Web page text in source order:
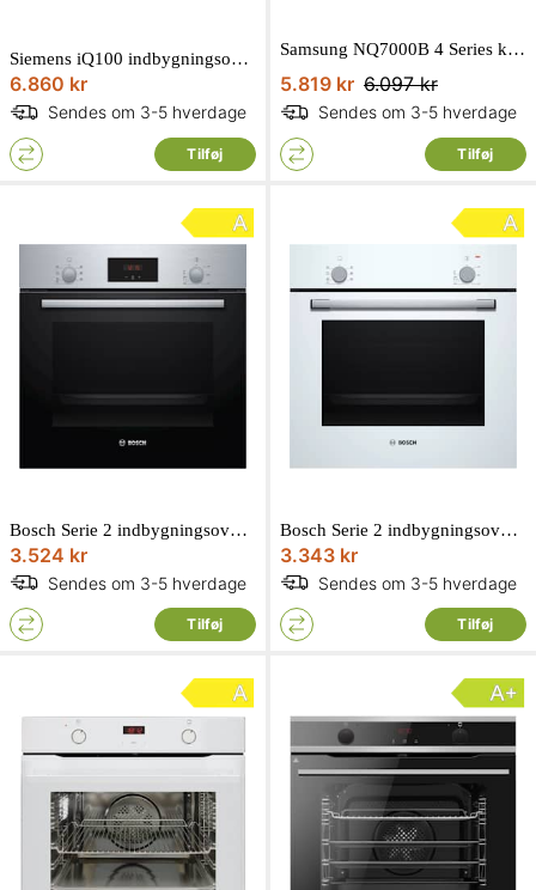
Siemens iQ100 indbygningsovn rustfri 71L 60 x 60 cm HB510ABR0S
6.860 kr
Sendes om 3-5 hverdage
Tilføj
Samsung NQ7000B 4 Series kombiovn kompakt 50L NQ5B4553FBB/U1
5.819 kr 6.097 kr
Sendes om 3-5 hverdage
Tilføj
Bosch Serie 2 indbygningsovn rustfri 66L 3300W HBF113BR1S
3.524 kr
Sendes om 3-5 hverdage
Tilføj
Bosch Serie 2 indbygningsovn hvid 66L 3300W HBF010BV1S
3.343 kr
Sendes om 3-5 hverdage
Tilføj